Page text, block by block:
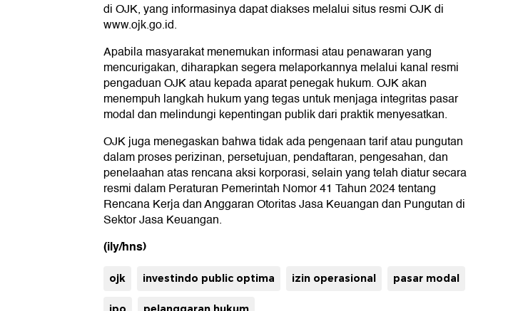
di OJK, yang informasinya dapat diakses melalui situs resmi OJK di
www.ojk.go.id.
Apabila masyarakat menemukan informasi atau penawaran yang
mencurigakan, diharapkan segera melaporkannya melalui kanal resmi
pengaduan OJK atau kepada aparat penegak hukum. OJK akan
menempuh langkah hukum yang tegas untuk menjaga integritas pasar
modal dan melindungi kepentingan publik dari praktik menyesatkan.
OJK juga menegaskan bahwa tidak ada pengenaan tarif atau pungutan
dalam proses perizinan, persetujuan, pendaftaran, pengesahan, dan
penelaahan atas rencana aksi korporasi, selain yang telah diatur secara
resmi dalam Peraturan Pemerintah Nomor 41 Tahun 2024 tentang
Rencana Kerja dan Anggaran Otoritas Jasa Keuangan dan Pungutan di
Sektor Jasa Keuangan.
(ily/hns)
ojk investindo public optima izin operasional pasar modal